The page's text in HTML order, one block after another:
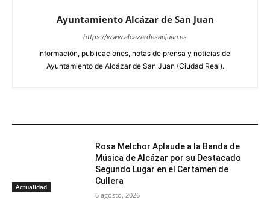
Ayuntamiento Alcázar de San Juan
https://www.alcazardesanjuan.es
Información, publicaciones, notas de prensa y noticias del
Ayuntamiento de Alcázar de San Juan (Ciudad Real).
Actualidad
Rosa Melchor Aplaude a la Banda de
Música de Alcázar por su Destacado
Segundo Lugar en el Certamen de
Cullera
6 agosto, 2026